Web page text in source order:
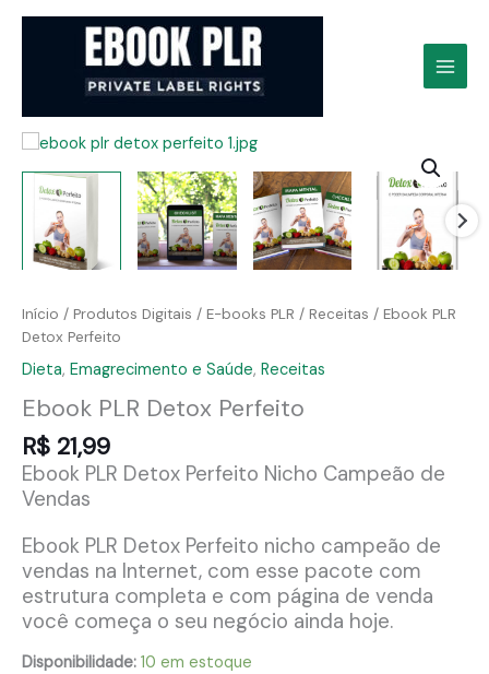
Início / Produtos Digitais / E-books PLR / Receitas / Ebook PLR
Detox Perfeito
Dieta, Emagrecimento e Saúde, Receitas
Ebook PLR Detox Perfeito
R$ 21,99
Ebook PLR Detox Perfeito Nicho Campeão de
Vendas
Ebook PLR Detox Perfeito nicho campeão de
vendas na Internet, com esse pacote com
estrutura completa e com página de venda
você começa o seu negócio ainda hoje.
Disponibilidade: 10 em estoque